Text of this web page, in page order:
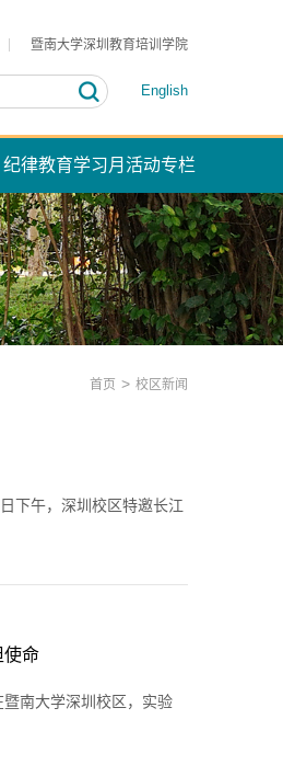
暨南大学深圳教育培训学院
English
纪律教育学习月活动专栏
首页 > 校区新闻
下午，深圳校区特邀长江
使命
暨南大学深圳校区，实验